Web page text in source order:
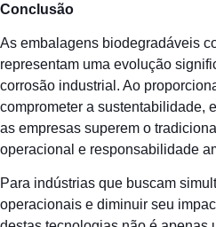
Conclusão
As embalagens biodegradáveis
representam uma evolução
corrosão industrial. Ao
comprometer a sustentabilidade,
as empresas superem o
operacional e responsabilidade
Para indústrias que buscam
operacionais e diminuir seu